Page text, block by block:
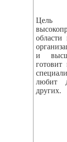
Цель
области
и
готовит
любит
других.